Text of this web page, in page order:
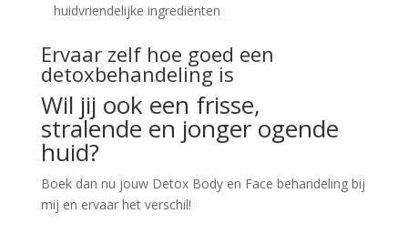
huidvriendelijke ingrediënten
Ervaar zelf hoe goed een
detoxbehandeling is
Wil jij ook een frisse,
stralende en jonger ogende
huid?
Boek dan nu jouw Detox Body en Face behandeling bij
mij en ervaar het verschil!